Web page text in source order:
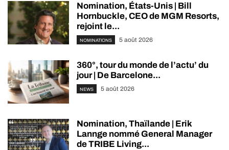
Nomination, États-Unis | Bill
Hornbuckle, CEO de MGM Resorts,
rejoint le...
NOMINATIONS 5 août 2026
360°, tour du monde de l’actu’ du
jour | De Barcelone...
NEWS 5 août 2026
Nomination, Thaïlande | Erik
Lannge nommé General Manager
de TRIBE Living...